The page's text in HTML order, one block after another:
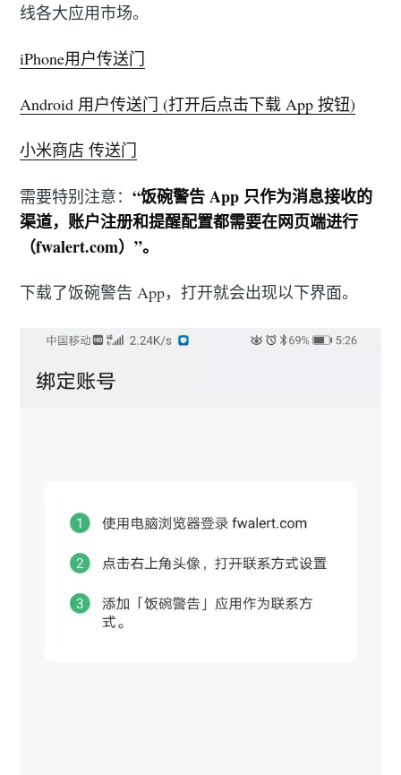
线各大应用市场。
iPhone用户传送门
Android 用户传送门 (打开后点击下载 App 按钮)
小米商店 传送门
需要特别注意：“饭碗警告 App 只作为消息接收的
渠道，账户注册和提醒配置都需要在网页端进行
（fwalert.com）”。
下载了饭碗警告 App，打开就会出现以下界面。